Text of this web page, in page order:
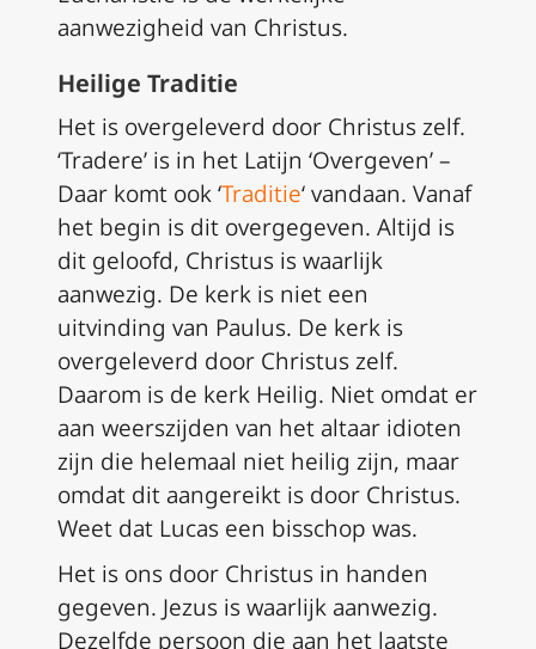
aanwezigheid van Christus.
Heilige Traditie
Het is overgeleverd door Christus zelf.
‘Tradere’ is in het Latijn ‘Overgeven’ –
Daar komt ook ‘Traditie‘ vandaan. Vanaf
het begin is dit overgegeven. Altijd is
dit geloofd, Christus is waarlijk
aanwezig. De kerk is niet een
uitvinding van Paulus. De kerk is
overgeleverd door Christus zelf.
Daarom is de kerk Heilig. Niet omdat er
aan weerszijden van het altaar idioten
zijn die helemaal niet heilig zijn, maar
omdat dit aangereikt is door Christus.
Weet dat Lucas een bisschop was.
Het is ons door Christus in handen
gegeven. Jezus is waarlijk aanwezig.
Dezelfde persoon die aan het laatste